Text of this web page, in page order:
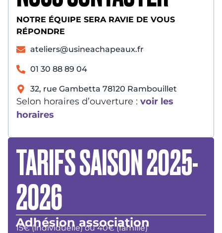
NOTRE ÉQUIPE SERA RAVIE DE VOUS
RÉPONDRE
ateliers@usineachapeaux.fr
01 30 88 89 04
32, rue Gambetta 78120 Rambouillet
Selon horaires d’ouverture : voir les
horaires
TARIFS SAISON 2025-
2026
Adhésion association
15€ (individuelle) ou 40€ (famille)